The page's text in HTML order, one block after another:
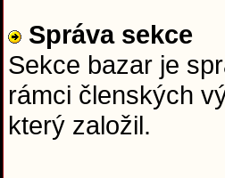
Správa sekce
Sekce bazar je
rámci členských
který založil.